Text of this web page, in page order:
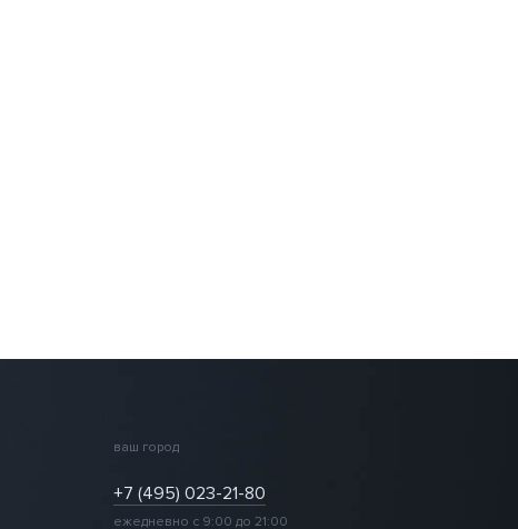
ваш город
+7 (495) 023-21-80
ежедневно с 9:00 до 21:00